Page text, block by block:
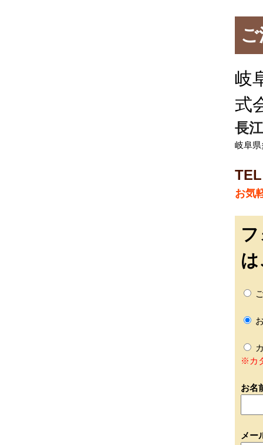
岐
式
長
岐阜
お気
※カ
お名
メー